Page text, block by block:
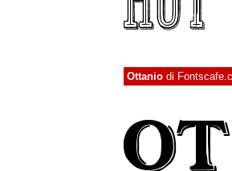
Ottanio di